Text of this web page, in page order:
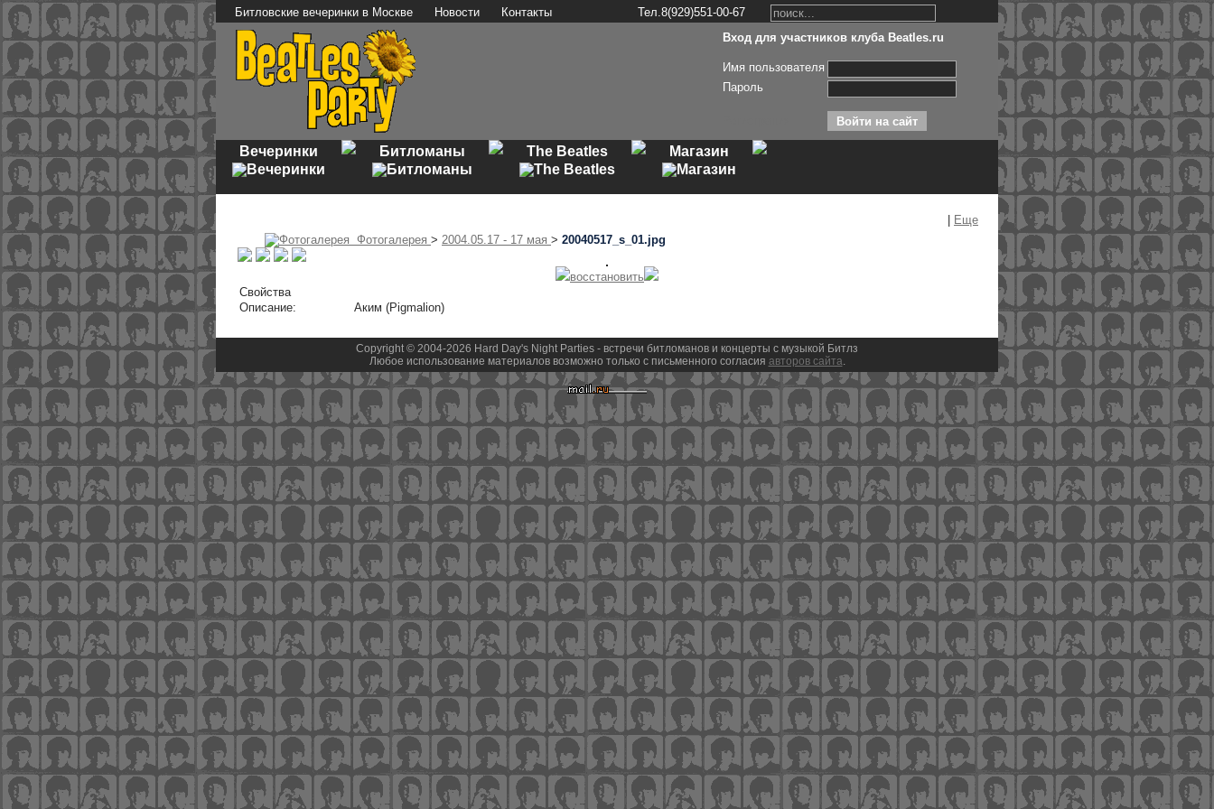
Битловские вечеринки в Москве Новости Контакты
Тел.8(929)551-00-67
Вход для участников клуба Beatles.ru
Имя пользователя
Пароль
Вечеринки Битломаны The Beatles Магазин
Еще
Фотогалерея > 2004.05.17 - 17 мая > 20040517_s_01.jpg
восстановить
Свойства
Описание:
Аким (Pigmalion)
Copyright © 2004-2026 Hard Day's Night Parties - встречи битломанов и концерты с музыкой Битлз
Любое использование материалов возможно только с письменного согласия авторов сайта.